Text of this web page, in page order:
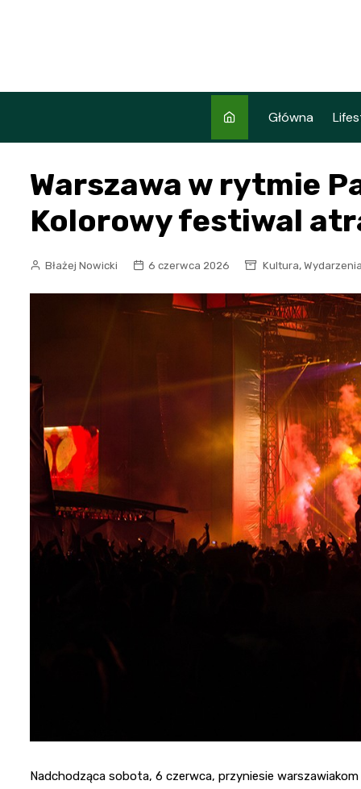
Główna
Warszawa w rytmie
Kolorowy festiwal
Błażej Nowicki 6 czerwca 2026 Kultura, Wydarzenia
Nadchodząca sobota, 6 czerwca, przyniesie